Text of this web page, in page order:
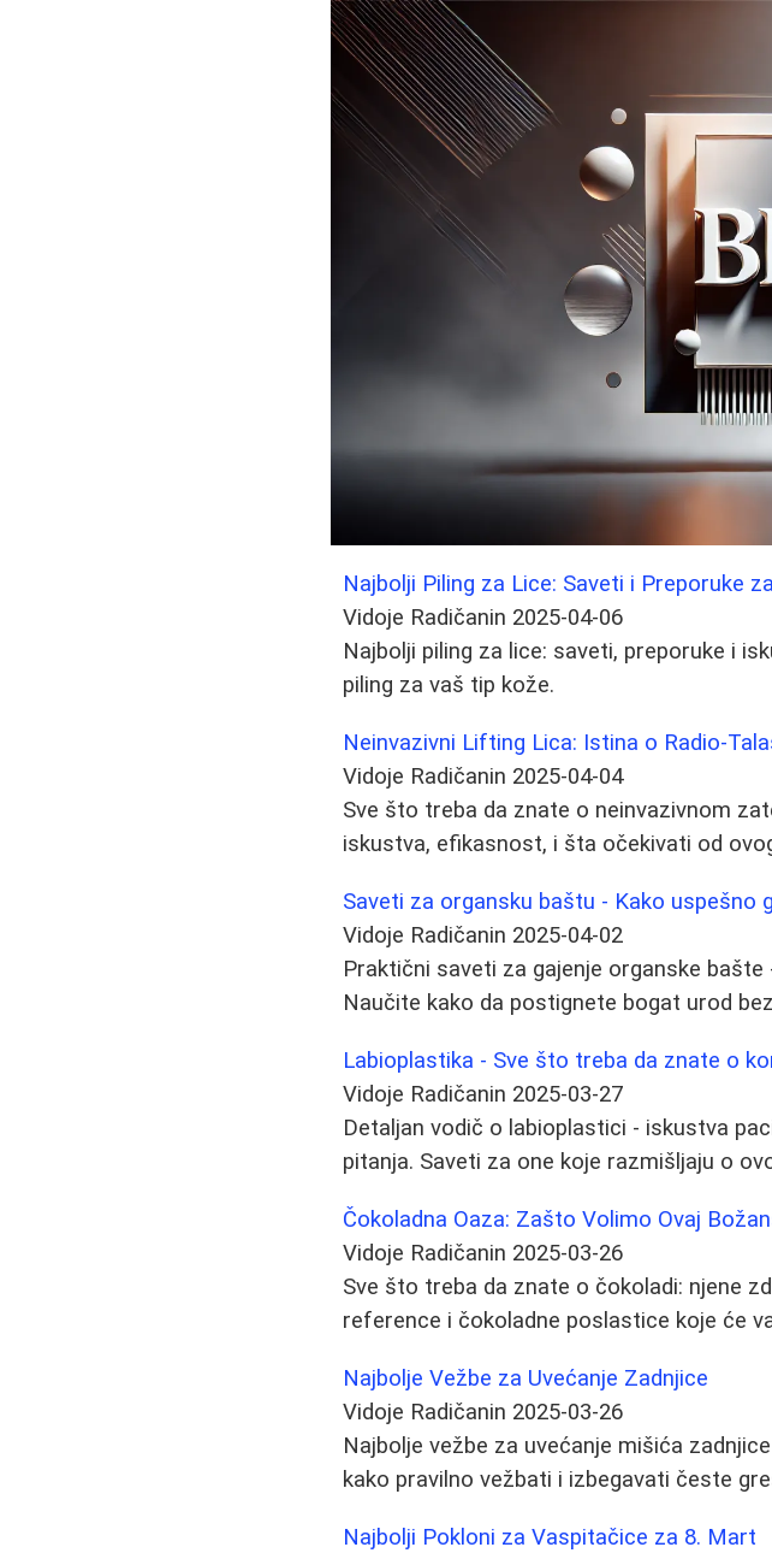
Najbolji Piling za Lice: Saveti i Preporuke
Vidoje Radičanin 2025-04-06
Najbolji piling za lice: saveti, preporuke i
piling za vaš tip kože.
Neinvazivni Lifting Lica: Istina o Radio-
Vidoje Radičanin 2025-04-04
Sve što treba da znate o neinvazivnom
iskustva, efikasnost, i šta očekivati od
Saveti za organsku baštu - Kako uspešno
Vidoje Radičanin 2025-04-02
Praktični saveti za gajenje organske
Naučite kako da postignete bogat urod
Labioplastika - Sve što treba da znate o
Vidoje Radičanin 2025-03-27
Detaljan vodič o labioplastici - iskustva
pitanja. Saveti za one koje razmišljaju o
Čokoladna Oaza: Zašto Volimo Ovaj
Vidoje Radičanin 2025-03-26
Sve što treba da znate o čokoladi: njene
reference i čokoladne poslastice koje će
Najbolje Vežbe za Uvećanje Zadnjice
Vidoje Radičanin 2025-03-26
Najbolje vežbe za uvećanje mišića
kako pravilno vežbati i izbegavati česte
Najbolji Pokloni za Vaspitačice za 8. Mart